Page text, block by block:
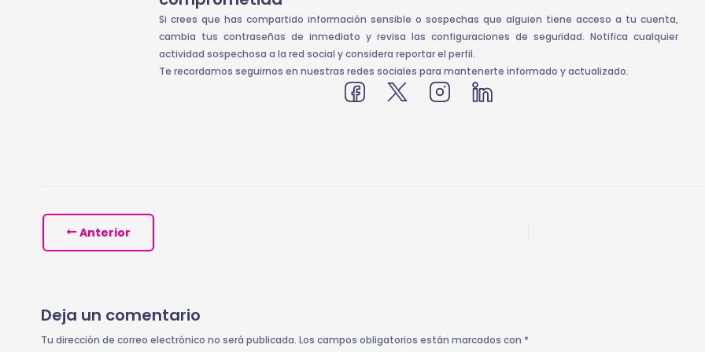
Si crees que has compartido información sensible o sospechas que alguien tiene acceso a tu cuenta,
cambia tus contraseñas de inmediato y revisa las configuraciones de seguridad. Notifica cualquier
actividad sospechosa a la red social y considera reportar el perfil.
Te recordamos seguirnos en nuestras redes sociales para mantenerte informado y actualizado.
Anterior
Deja un comentario
Tu dirección de correo electrónico no será publicada. Los campos obligatorios están marcados con *